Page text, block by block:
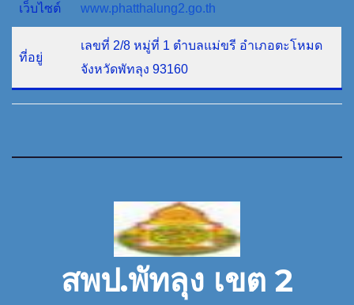
เว็บไซต์ www.phatthalung2.go.th
ที่อยู่
เลขที่ 2/8 หมู่ที่ 1 ตำบลแม่ขรี อำเภอตะโหมด
จังหวัดพัทลุง 93160
สพป.พัทลุง เขต 2